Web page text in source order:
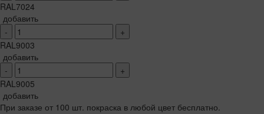
RAL7024
добавить
-
+
RAL9003
добавить
-
+
RAL9005
добавить
При заказе от 100 шт. покраска в любой цвет бесплатно.